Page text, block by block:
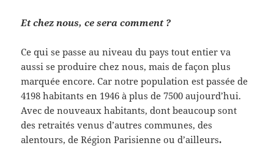
Et chez nous, ce sera comment ?
Ce qui se passe au niveau du pays tout entier va
aussi se produire chez nous, mais de façon plus
marquée encore. Car notre population est passée de
4198 habitants en 1946 à plus de 7500 aujourd’hui.
Avec de nouveaux habitants, dont beaucoup sont
des retraités venus d’autres communes, des
alentours, de Région Parisienne ou d’ailleurs.